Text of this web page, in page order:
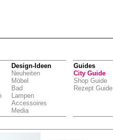
Design-Ideen
Neuheiten
Möbel
Bad
Lampen
Accessoires
Media
Guides
City Guide
Shop Guide
Rezept Guide